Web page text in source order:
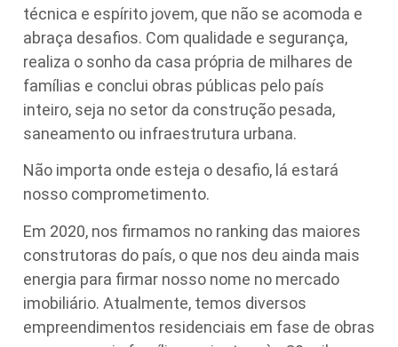
técnica e espírito jovem, que não se acomoda e
abraça desafios. Com qualidade e segurança,
realiza o sonho da casa própria de milhares de
famílias e conclui obras públicas pelo país
inteiro, seja no setor da construção pesada,
saneamento ou infraestrutura urbana.
Não importa onde esteja o desafio, lá estará
nosso comprometimento.
Em 2020, nos firmamos no ranking das maiores
construtoras do país, o que nos deu ainda mais
energia para firmar nosso nome no mercado
imobiliário. Atualmente, temos diversos
empreendimentos residenciais em fase de obras